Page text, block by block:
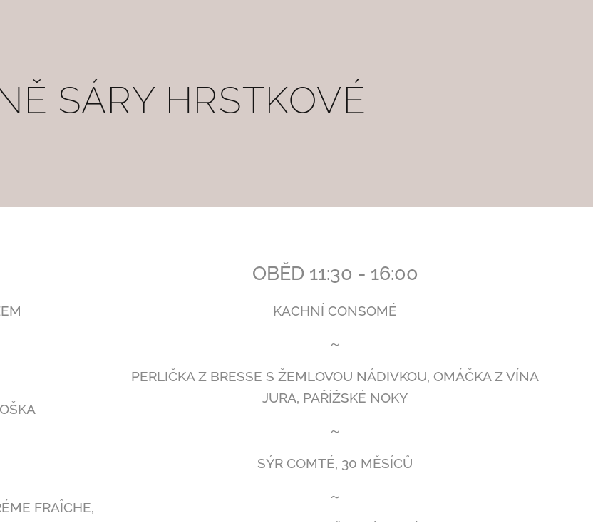
SÁRY HRSTKOVÉ
FRAÎCHE,
OBĚD 11:30 - 16:00
KACHNÍ CONSOMÉ
～
PERLIČKA Z BRESSE S ŽEMLOVOU NÁDIVKOU, OMÁČKA Z VÍNA
JURA, PAŘÍŽSKÉ NOKY
～
SÝR COMTÉ, 30 MĚSÍCŮ
～